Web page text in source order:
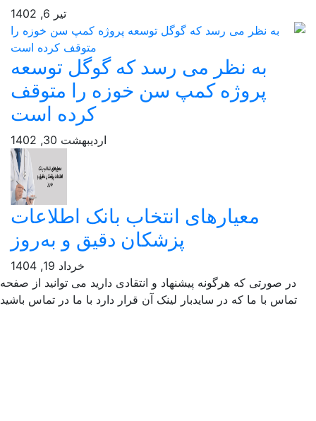
به نظر می رسد که گوگل توسعه
پروژه کمپ سن خوزه را متوقف
کرده است
اردیبهشت 30, 1402
معیارهای انتخاب بانک اطلاعات
پزشکان دقیق و به‌روز
خرداد 19, 1404
صورتی که هرگونه پیشنهاد و انتقادی دارید می توانید از صفحه
با ما که در سایدبار لینک آن قرار دارد با ما در تماس باشید